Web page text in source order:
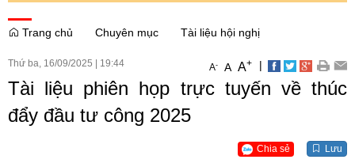
Trang chủ
Chuyên mục Tài liệu hội nghị
Thứ ba, 16/09/2025 19:44 A- A A+ |
Tài liệu phiên họp trực tuyến về thúc
đẩy đầu tư công 2025
Chia sẻ Lưu